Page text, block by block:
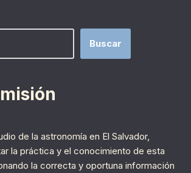
Buscar
de la astronomía en El Salvador,
la práctica y el conocimiento de esta
la correcta y oportuna información